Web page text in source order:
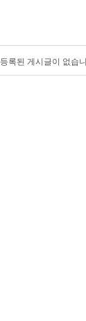
등록된 게시글이 없습